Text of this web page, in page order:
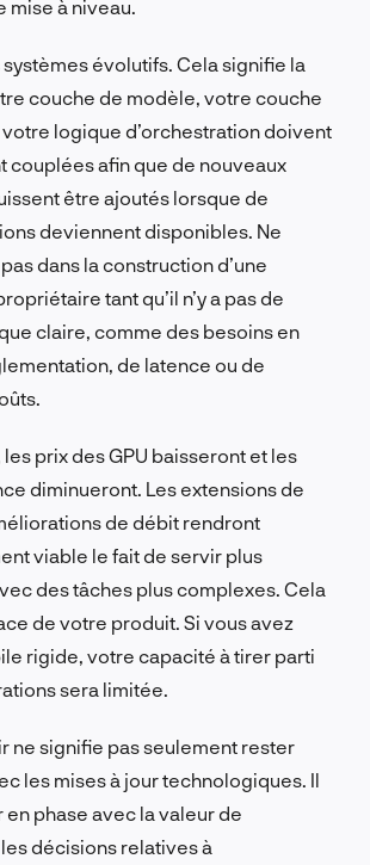
mise à niveau.
évolutifs. Cela signifie la
couche de modèle, votre couche
logique d’orchestration doivent
couplées afin que de nouveaux
être ajoutés lorsque de
deviennent disponibles. Ne
dans la construction d’une
tant qu’il n’y a pas de
claire, comme des besoins en
de latence ou de
prix des GPU baisseront et les
diminueront. Les extensions de
de débit rendront
viable le fait de servir plus
des tâches plus complexes. Cela
de votre produit. Si vous avez
rigide, votre capacité à tirer parti
sera limitée.
ne signifie pas seulement rester
les mises à jour technologiques. Il
en phase avec la valeur de
les décisions relatives à